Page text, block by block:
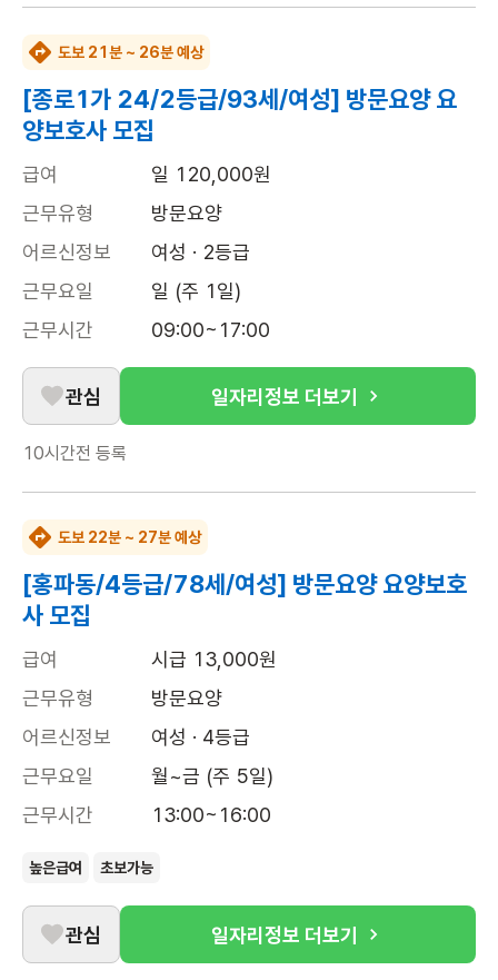
도보 21분 ~ 26분 예상
[종로1가 24/2등급/93세/여성] 방문요양 요
양보호사 모집
급여
일 120,000원
근무유형
방문요양
어르신정보
여성 · 2등급
근무요일
일 (주 1일)
근무시간
09:00~17:00
관심 일자리정보 더보기
10시간전 등록
도보 22분 ~ 27분 예상
[홍파동/4등급/78세/여성] 방문요양 요양보호
사 모집
급여
시급 13,000원
근무유형
방문요양
어르신정보
여성 · 4등급
근무요일
월~금 (주 5일)
근무시간
13:00~16:00
높은급여 초보가능
관심 일자리정보 더보기